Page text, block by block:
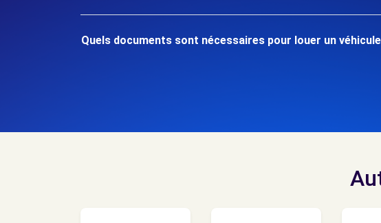
Quels documents sont nécessaires pour louer un